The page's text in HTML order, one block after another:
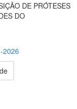
DE PRÓTESES
DO
2026